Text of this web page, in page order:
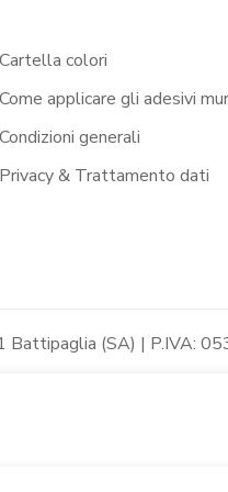
Cartella colori
Come applicare gli adesivi
Condizioni generali
Privacy & Trattamento dati
Battipaglia (SA) | P.IVA: